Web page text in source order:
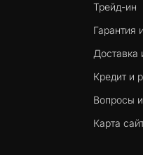
Трейд-ин
Гарантия
Доставка
Кредит и
Вопросы
Карта